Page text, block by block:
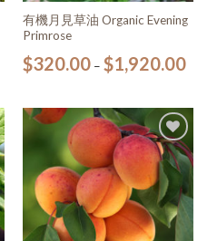
有機月見草油 Organic Evening
Primrose
$320.00– $1,920.00
加入
願望
清單